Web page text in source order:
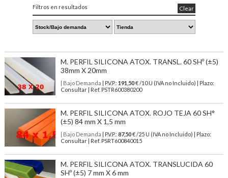
Filtros en resultados Clear
M. PERFIL SILICONA ATOX. TRANSL. 60 SHº (±5)
38mm X 20mm
| Bajo Demanda | P.V.P.: 191,50€ /10 U (IVA no Incluido) | Plazo:
Consultar | Ref. PSTR600380200
M. PERFIL SILICONA ATOX. ROJO TEJA 60 SH°
(±5) 84 mm X 1,5 mm
| Bajo Demanda | P.V.P.: 87,50€ /25 U (IVA no Incluido) | Plazo:
Consultar | Ref. PSRT600840015
M. PERFIL SILICONA ATOX. TRANSLUCIDA 60
SHº (±5) 7 mm X 6 mm